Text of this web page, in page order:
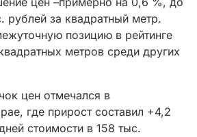
рублей за квадратный метр.
позицию в рейтинге
метров среди других
цен отмечался в
где прирост составил +4,2
стоимости в 158 тыс.